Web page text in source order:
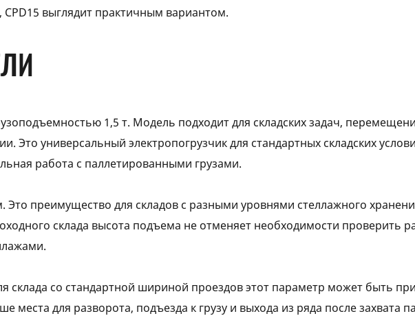
выглядит практичным вариантом.
1,5 т. Модель подходит для складских задач,
универсальный электропогрузчик для стандартных складских
работа с паллетированными грузами.
Это преимущество для складов с разными уровнями стеллажного
склада высота подъема не отменяет необходимости проверить
склада со стандартной шириной проездов этот параметр может быть
для разворота, подъезда к грузу и выхода из ряда после захвата